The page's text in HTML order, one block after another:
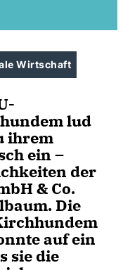
Wirtschaft
lud
ihrem
ein –
der
& Co.
Die
auf ein
sie die